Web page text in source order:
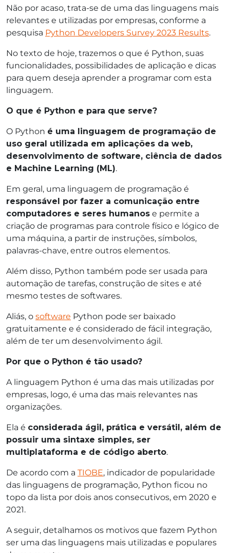
Não por acaso, trata-se de uma das linguagens mais
relevantes e utilizadas por empresas, conforme a
pesquisa Python Developers Survey 2023 Results.
No texto de hoje, trazemos o que é Python, suas
funcionalidades, possibilidades de aplicação e dicas
para quem deseja aprender a programar com esta
linguagem.
O que é Python e para que serve?
O Python é uma linguagem de programação de
uso geral utilizada em aplicações da web,
desenvolvimento de software, ciência de dados
e Machine Learning (ML).
Em geral, uma linguagem de programação é
responsável por fazer a comunicação entre
computadores e seres humanos e permite a
criação de programas para controle físico e lógico de
uma máquina, a partir de instruções, símbolos,
palavras-chave, entre outros elementos.
Além disso, Python também pode ser usada para
automação de tarefas, construção de sites e até
mesmo testes de softwares.
Aliás, o software Python pode ser baixado
gratuitamente e é considerado de fácil integração,
além de ter um desenvolvimento ágil.
Por que o Python é tão usado?
A linguagem Python é uma das mais utilizadas por
empresas, logo, é uma das mais relevantes nas
organizações.
Ela é considerada ágil, prática e versátil, além de
possuir uma sintaxe simples, ser
multiplataforma e de código aberto.
De acordo com a TIOBE, indicador de popularidade
das linguagens de programação, Python ficou no
topo da lista por dois anos consecutivos, em 2020 e
2021.
A seguir, detalhamos os motivos que fazem Python
ser uma das linguagens mais utilizadas e populares